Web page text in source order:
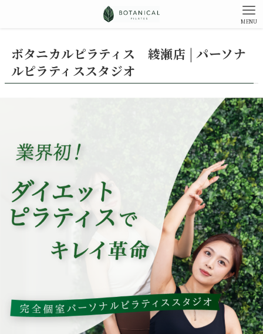
MENU
ボタニカルピラティス 綾瀬店 | パーソナ
ルピラティススタジオ